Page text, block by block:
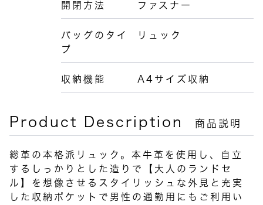
開閉方法 ファスナー
バッグのタイ
プ
リュック
収納機能 A4サイズ収納
Product Description 商品説明
総革の本格派リュック。本牛革を使用し、自立
するしっかりとした造りで【大人のランドセ
ル】を想像させるスタイリッシュな外見と充実
した収納ポケットで男性の通勤用にもご利用い